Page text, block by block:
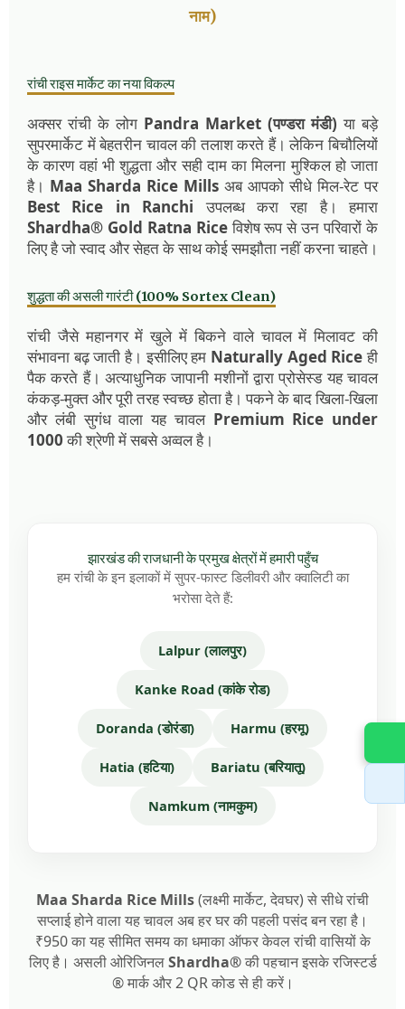
नाम)
रांची राइस मार्केट का नया विकल्प
अक्सर रांची के लोग Pandra Market (पण्डरा मंडी) या बड़े
सुपरमार्केट में बेहतरीन चावल की तलाश करते हैं। लेकिन बिचौलियों
के कारण वहां भी शुद्धता और सही दाम का मिलना मुश्किल हो जाता
है। Maa Sharda Rice Mills अब आपको सीधे मिल-रेट पर
Best Rice in Ranchi उपलब्ध करा रहा है। हमारा
Shardha® Gold Ratna Riceविशेष रूप से उन परिवारों के
लिए है जो स्वाद और सेहत के साथ कोई समझौता नहीं करना चाहते।
शुद्धता की असली गारंटी (100% Sortex Clean)
रांची जैसे महानगर में खुले में बिकने वाले चावल में मिलावट की
संभावना बढ़ जाती है। इसीलिए हम Naturally Aged Riceही
पैक करते हैं। अत्याधुनिक जापानी मशीनों द्वारा प्रोसेस्ड यह चावल
कंकड़-मुक्त और पूरी तरह स्वच्छ होता है। पकने के बाद खिला-खिला
और लंबी सुगंध वाला यह चावल Premium Rice under
1000की श्रेणी में सबसे अव्वल है।
झारखंड की राजधानी के प्रमुख क्षेत्रों में हमारी पहुँच
हम रांची के इन इलाकों में सुपर-फास्ट डिलीवरी और क्वालिटी का
भरोसा देते हैं:
Lalpur (लालपुर)
Kanke Road (कांके रोड)
Doranda (डोरंडा) Harmu (हरमू)
Hatia (हटिया) Bariatu (बरियातू)
Namkum (नामकुम)
Maa Sharda Rice Mills(लक्ष्मी मार्केट, देवघर) से सीधे रांची
सप्लाई होने वाला यह चावल अब हर घर की पहली पसंद बन रहा है।
₹950 का यह सीमित समय का धमाका ऑफर केवल रांची वासियों के
लिए है। असली ओरिजिनलShardha®की पहचान इसके रजिस्टर्ड
® मार्क और 2 QR कोड से ही करें।